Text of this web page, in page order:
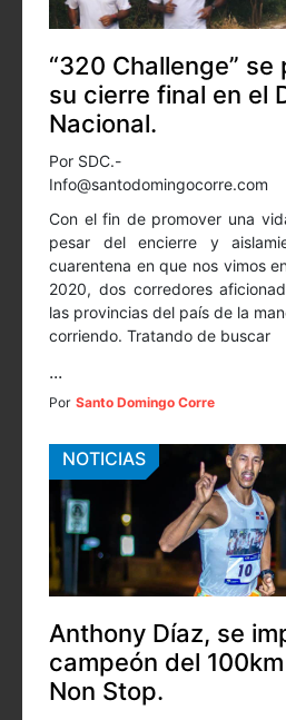
“320 Challenge” se
su cierre final en el
Nacional.
Por SDC.-
Info@santodomingocorre.com
Con el fin de promover una
pesar del encierre y
cuarentena en que nos vimos
2020, dos corredores
las provincias del país de la
corriendo. Tratando de buscar
...
Por Santo Domingo Corre
NOTICIAS
Anthony Díaz, se
campeón del
Non Stop.